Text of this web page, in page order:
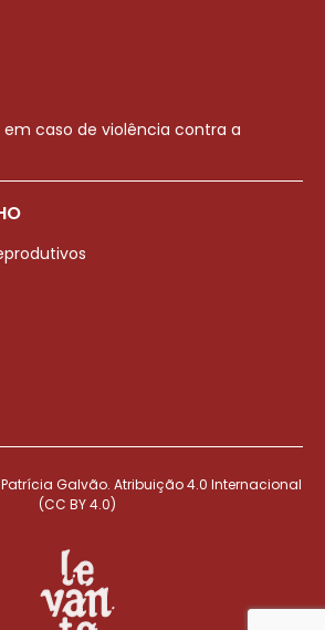
caso de violência contra a
Galvão. Atribuição 4.0 Internacional
(CC BY 4.0)